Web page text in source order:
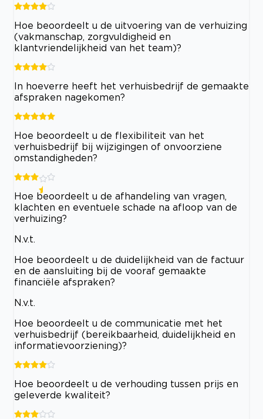
Hoe beoordeelt u de uitvoering van de verhuizing
(vakmanschap, zorgvuldigheid en
klantvriendelijkheid van het team)?
In hoeverre heeft het verhuisbedrijf de gemaakte
afspraken nagekomen?
Hoe beoordeelt u de flexibiliteit van het
verhuisbedrijf bij wijzigingen of onvoorziene
omstandigheden?
Hoe beoordeelt u de afhandeling van vragen,
klachten en eventuele schade na afloop van de
verhuizing?
N.v.t.
Hoe beoordeelt u de duidelijkheid van de factuur
en de aansluiting bij de vooraf gemaakte
financiële afspraken?
N.v.t.
Hoe beoordeelt u de communicatie met het
verhuisbedrijf (bereikbaarheid, duidelijkheid en
informatievoorziening)?
Hoe beoordeelt u de verhouding tussen prijs en
geleverde kwaliteit?